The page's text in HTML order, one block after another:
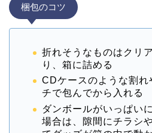
梱包のコツ
折れそうなものはクリ
り、箱に詰める
CDケースのような割
チで包んでから入れる
ダンボールがいっぱい
場合は、隙間にチラシ